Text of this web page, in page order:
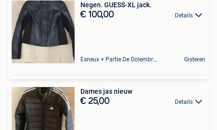
Negen. GUESS-XL jack.
€ 100,00 Details
Esneux + Partie De Dolembreux Gisteren
Dames jas nieuw
€ 25,00 Details